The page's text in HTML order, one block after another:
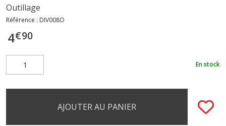
Outillage
Référence : DIV008O
4€90
En stock
AJOUTER AU PANIER